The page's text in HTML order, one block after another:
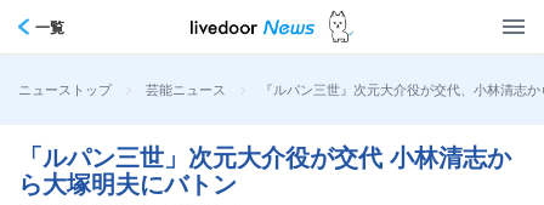
一覧
ニューストップ > 芸能ニュース > 『ルパン三世』次元大介役が交代、小林清志
「ルパン三世」次元大介役が交代 小林清志か
ら大塚明夫にバトン